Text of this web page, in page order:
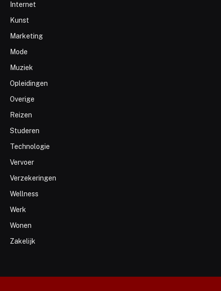
Internet
Kunst
Marketing
Mode
Muziek
Opleidingen
Overige
Reizen
Studeren
Technologie
Vervoer
Verzekeringen
Wellness
Werk
Wonen
Zakelijk